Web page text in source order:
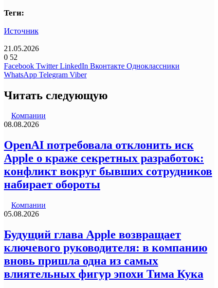
Теги:
Источник
21.05.2026
0 52
Facebook Twitter LinkedIn Вконтакте Одноклассники
WhatsApp Telegram Viber
Читать следующую
Компании
08.08.2026
OpenAI потребовала отклонить иск
Apple о краже секретных разработок:
конфликт вокруг бывших сотрудников
набирает обороты
Компании
05.08.2026
Будущий глава Apple возвращает
ключевого руководителя: в компанию
вновь пришла одна из самых
влиятельных фигур эпохи Тима Кука